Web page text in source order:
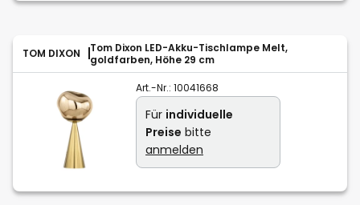
TOM DIXON
Tom Dixon LED-Akku-Tischlampe Melt,
goldfarben, Höhe 29 cm
Art.-Nr.: 10041668
Für individuelle
Preise bitte
anmelden